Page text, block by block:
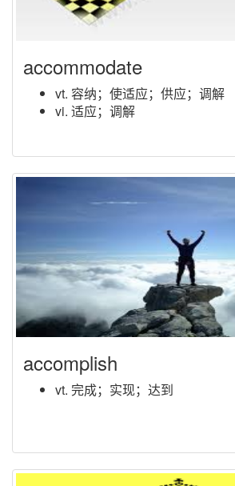
accommodate
vt. 容纳；使适应；供应；调解
vi. 适应；调解
accomplish
vt. 完成；实现；达到